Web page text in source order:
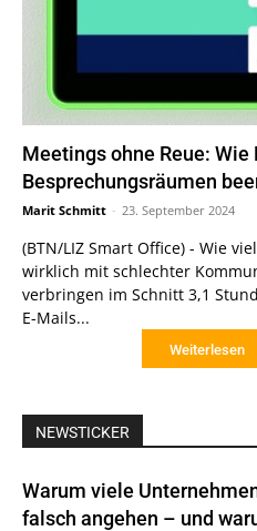
Meetings ohne Reue: Wie
Besprechungsräumen
Marit Schmitt - 23. September 2024
(BTN/LIZ Smart Office) - Wie
wirklich mit schlechter
verbringen im Schnitt 3,1
E-Mails...
Weiterlesen
NEWSTICKER
Warum viele
falsch angehen – und